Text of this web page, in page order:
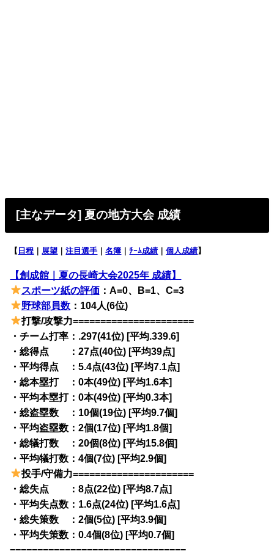
[主なデータ] 夏の地方大会 成績
【 日程 展望 ｜注目選手 ｜名簿 ｜ﾁｰﾑ成績 ｜個人成績】
【創成館｜夏の長崎大会2025年 成績】
スポーツ紙の評価：A=0、B=1、C=3
野球部員数：104人(6位)
打撃/攻撃力======================
・チーム打率：.297(41位) [平均.339.6]
・総得点 ：27点(40位) [平均39点]
・平均得点 ：5.4点(43位) [平均7.1点]
・総本塁打 ：0本(49位) [平均1.6本]
・平均本塁打：0本(49位) [平均0.3本]
・総盗塁数 ：10個(19位) [平均9.7個]
・平均盗塁数：2個(17位) [平均1.8個]
・総犠打数 ：20個(8位) [平均15.8個]
・平均犠打数：4個(7位) [平均2.9個]
投手/守備力======================
・総失点 ：8点(22位) [平均8.7点]
・平均失点数：1.6点(24位) [平均1.6点]
・総失策数 ：2個(5位) [平均3.9個]
・平均失策数：0.4個(8位) [平均0.7個]